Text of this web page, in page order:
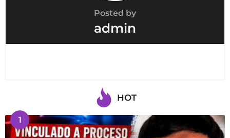
Posted by
admin
HOT
1